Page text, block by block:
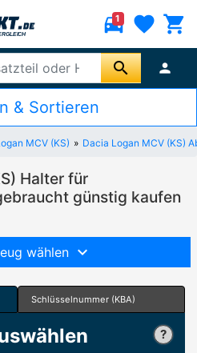
directions_car
1 favorite shopping_cart
search person
& Sortieren
MCV (KS) Dacia Logan MCV (KS)
Halter für
günstig kaufen
wählen
Schlüsselnummer (KBA)